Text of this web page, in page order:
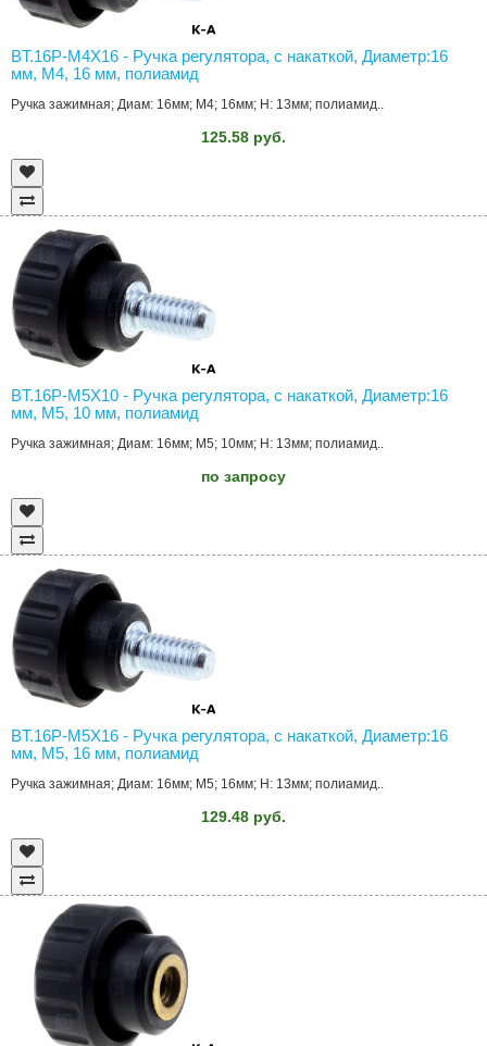
BT.16P-M4X16 - Ручка регулятора, с накаткой, Диаметр:16
мм, M4, 16 мм, полиамид
Ручка зажимная; Диам: 16мм; M4; 16мм; H: 13мм; полиамид..
125.58 руб.
BT.16P-M5X10 - Ручка регулятора, с накаткой, Диаметр:16
мм, M5, 10 мм, полиамид
Ручка зажимная; Диам: 16мм; M5; 10мм; H: 13мм; полиамид..
по запросу
BT.16P-M5X16 - Ручка регулятора, с накаткой, Диаметр:16
мм, M5, 16 мм, полиамид
Ручка зажимная; Диам: 16мм; M5; 16мм; H: 13мм; полиамид..
129.48 руб.